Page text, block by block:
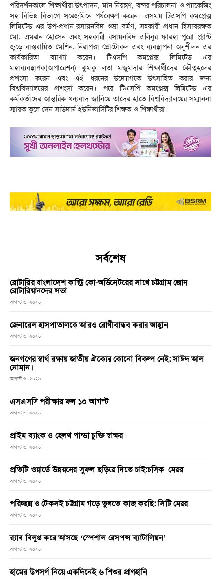
পরিদর্শনকালে শিক্ষার্থীরা উৎপাদন, মান নিয়ন্ত্রণ, বন্দর পরিচালনা ও প্যাকেজিং
সহ বিভিন্ন বিভাগে সরেজমিনে পর্যবেক্ষণ করেন। এসময় টিএসপি কমপ্লেক্স
লিমিটেড এর উপ-প্রধান রসায়নবিদ শুভ্রা বর্মণ, সহকারী প্রধান হিসাবরক্ষক
মো. এমরান হোসেন এবং সহকারী রসায়নবিদ এলিনুর ফারহা পুরো প্ল্যান্ট
জুড়ে বাস্তবায়িত মেশিন, নিরাপত্তা প্রোটোকল এবং ব্যবস্থাপনা অনুশীলন এর
কার্যকারিতা ব্যাখ্যা করেন। টিএসপি কমপ্লেক্স লিমিটেড এর
মহাব্যবস্থাপক(অপারেশন) ঝুমকু লতা মজুমদার শিক্ষার্থীদের কৌতূহলের
প্রশংসা করেন এবং এই ধরনের উদ্যোগকে উৎসাহিত করার জন্য
বিশ্ববিদ্যালয়ের প্রশংসা করেন। পরে টিএসপি কমপ্লেক্স লিমিটেড এর
কর্মকর্তাদের আন্তরিক ধন্যবাদ জানিয়ে তাদের হাতে বিশ্ববিদ্যালয়ের সম্মাননা
স্মারক তুলে দেন সাউদার্ন ইউনিভার্সিটির শিক্ষক ও শিক্ষার্থীরা।
সর্বশেষ
রোটারির বাংলাদেশ কান্ট্রি কো-অর্ডিনেটরের সাথে চট্টগ্রাম জোন
রোটারিয়ানদের সভা
আগস্ট ৬, ২০২৬
জেনারেল হাসপাতালকে আরও রোগীবান্ধব করার আহ্বান
আগস্ট ৬, ২০২৬
জনগণের স্বার্থ রক্ষায় জাতীয় ঐক্যের কোনো বিকল্প নেই: সাঈদ আল
নোমান।
আগস্ট ৬, ২০২৬
এসএসসি পরীক্ষার ফল ১০ আগস্ট
আগস্ট ৬, ২০২৬
প্রাইম ব্যাংক ও হেলথ পান্ডা চুক্তি স্বাক্ষর
আগস্ট ৬, ২০২৬
প্রতিটি ওয়ার্ডে উন্নয়নের সুফল ছড়িয়ে দিতে চাই:চসিক মেয়র
আগস্ট ৬, ২০২৬
পরিচ্ছন্ন ও টেকসই চট্টগ্রাম গড়ে তুলতে কাজ করছি: সিটি মেয়র
আগস্ট ৬, ২০২৬
র‌্যাব বিলুপ্ত করে আসছে ‘স্পেশাল রেসপন্স ব্যাটালিয়ন’
আগস্ট ৬, ২০২৬
হামের উপসর্গ নিয়ে একদিনেই ৬ শিশুর প্রাণহানি